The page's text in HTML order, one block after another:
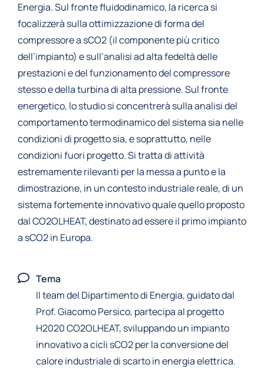
Energia. Sul fronte fluidodinamico, la ricerca si
focalizzerà sulla ottimizzazione di forma del
compressore a sCO2 (il componente più critico
dell’impianto) e sull’analisi ad alta fedeltà delle
prestazioni e del funzionamento del compressore
stesso e della turbina di alta pressione. Sul fronte
energetico, lo studio si concentrerà sulla analisi del
comportamento termodinamico del sistema sia nelle
condizioni di progetto sia, e soprattutto, nelle
condizioni fuori progetto. Si tratta di attività
estremamente rilevanti per la messa a punto e la
dimostrazione, in un contesto industriale reale, di un
sistema fortemente innovativo quale quello proposto
dal CO2OLHEAT, destinato ad essere il primo impianto
a sCO2 in Europa.
Tema
Il team del Dipartimento di Energia, guidato dal
Prof. Giacomo Persico, partecipa al progetto
H2020 CO2OLHEAT, sviluppando un impianto
innovativo a cicli sCO2 per la conversione del
calore industriale di scarto in energia elettrica.